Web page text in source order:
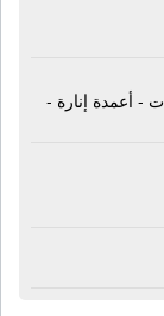
- أعمدة إنارة -